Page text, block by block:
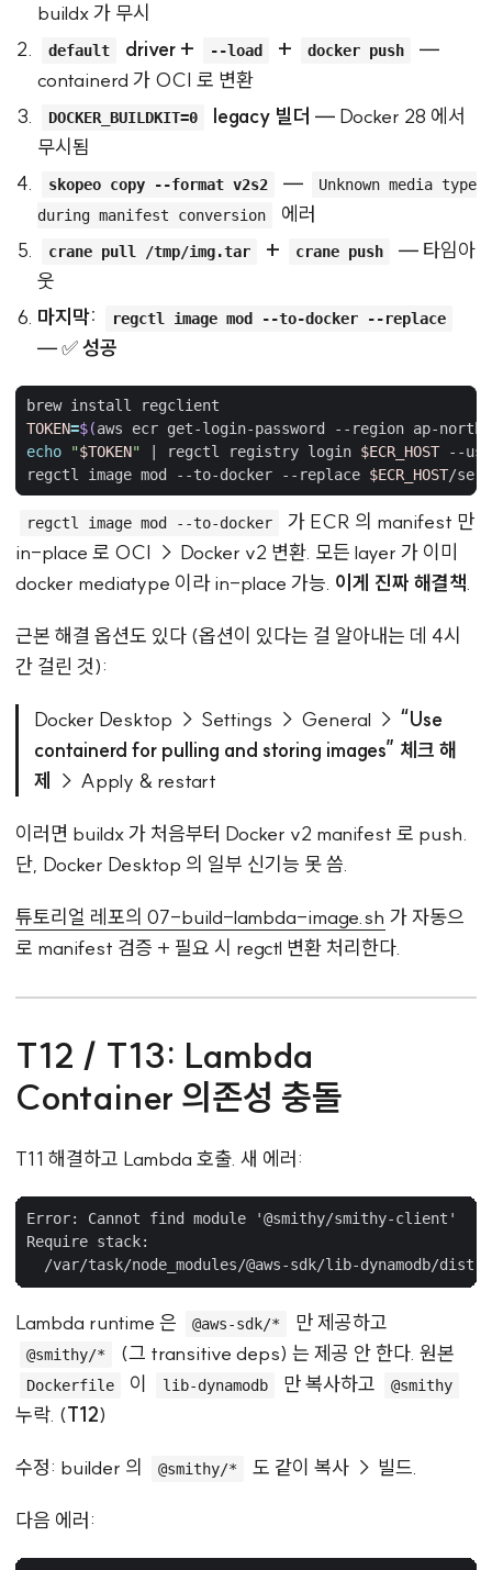
buildx 가 무시
default driver + --load + docker push
—
containerd 가 OCI 로 변환
DOCKER_BUILDKIT=0 legacy 빌더 — Docker 28 에서
무시됨
skopeo copy --format v2s2 —
Unknown media type
during manifest conversion
에러
crane pull /tmp/img.tar + crane push
— 타임아
웃
마지막:
regctl image mod --to-docker --replace
— ✅성공
TOKEN=$(aws ecr get-login-password --region ap-
echo
"$TOKEN" regctl registry login $ECR_HOST
regctl image mod --to-docker --replace $ECR_HOST
regctl image mod --to-docker
가 ECR 의 manifest 만
in-place 로 OCI → Docker v2 변환. 모든 layer 가 이미
docker mediatype 이라 in-place 가능. 이게 진짜 해결책.
근본 해결 옵션도 있다 (옵션이 있다는 걸 알아내는 데 4시
간 걸린 것):
Docker Desktop → Settings → General → “Use
containerd for pulling and storing images” 체크 해
제
→ Apply & restart
이러면 buildx 가 처음부터 Docker v2 manifest 로 push.
단, Docker Desktop 의 일부 신기능 못 씀.
튜토리얼 레포의 07-build-lambda-image.sh 가 자동으
로 manifest 검증 + 필요 시 regctl 변환 처리한다.
T12 / T13: Lambda
Container 의존성 충돌
T11 해결하고 Lambda 호출. 새 에러:
Error: Cannot find module '@smithy/smithy-client'
Require stack:
Lambda runtime 은 @aws-sdk/* 만 제공하고
@smithy/* (그 transitive deps) 는 제공 안 한다. 원본
Dockerfile 이 lib-dynamodb 만 복사하고 @smithy
누락. (T12)
수정: builder 의 @smithy/* 도 같이 복사 → 빌드.
다음 에러: